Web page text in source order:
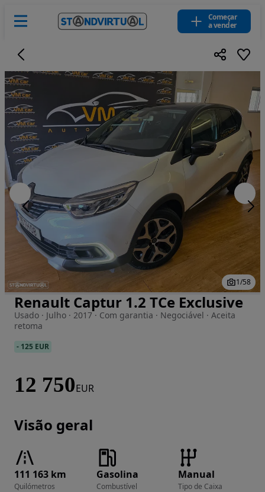
Começar
a vender
Imagem 1 de 58
1/58
Renault Captur 1.2 TCe Exclusive
Usado · Julho · 2017 · Com garantia · Negociável · Aceita
retoma
- 125 EUR
12 750EUR
Visão geral
111 163 km
Quilómetros
Gasolina
Combustível
Manual
Tipo de Caixa